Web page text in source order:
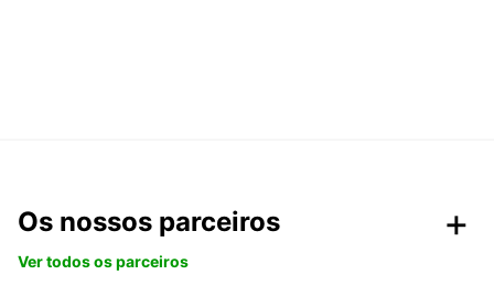
Os nossos parceiros
Ver todos os parceiros